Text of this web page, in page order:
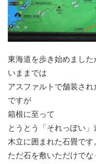
東海道を歩き始めました
いままでは
アスファルトで舗装され
ですが
箱根に至って
とうとう「それっぽい」
木立に囲まれた石畳です
ただ石を敷いただけでな